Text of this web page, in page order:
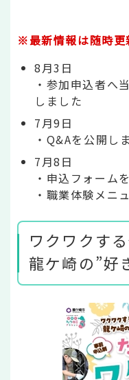
※最新情報は随時更
8月3日
・参加申込者へ
しました
7月9日
・Q&Aを公開し
7月8日
・申込フォーム
・職業体験メニ
ワクワクす
龍ケ崎の”好